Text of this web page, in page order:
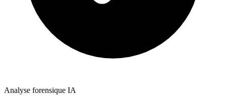
Analyse forensique IA